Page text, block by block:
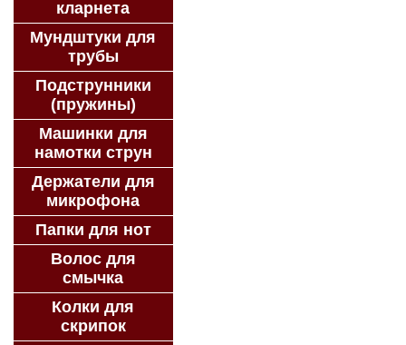
кларнета
Мундштуки для
трубы
Подструнники
(пружины)
Машинки для
намотки струн
Держатели для
микрофона
Папки для нот
Волос для
смычка
Колки для
скрипок